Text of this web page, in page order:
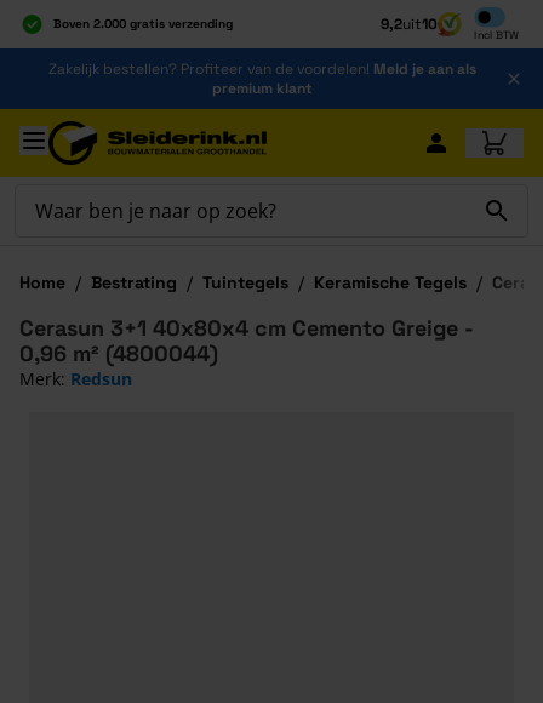
Boven 2.000 gratis verzending
Al 40 jaar dé specialist
Alles onder één dak
9,2uit10
Incl BTW
Inclusief
Ga naar de inhoud
Zakelijk bestellen? Profiteer van de voordelen! Meld je aan als
premium klant
Ga naar hoofdinhoud
Home / Bestrating / Tuintegels / Keramische Tegels /
Cerasun 3+1 40x80x4 cm Cemento Greige -
0,96 m² (4800044)
Merk: Redsun